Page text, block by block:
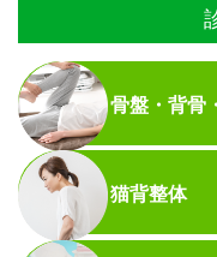
骨盤・背骨
猫背整体